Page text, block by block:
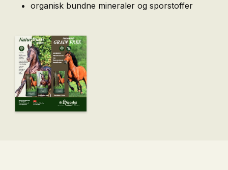
organisk bundne mineraler og sporstoffer